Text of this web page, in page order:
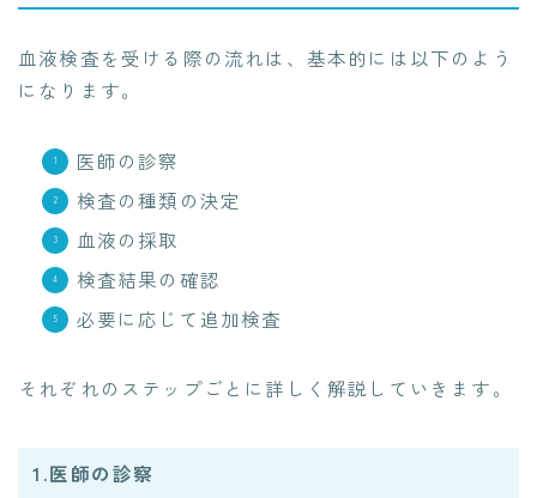
血液検査を受ける際の流れは、基本的には以下のよう
になります。
医師の診察
検査の種類の決定
血液の採取
検査結果の確認
必要に応じて追加検査
それぞれのステップごとに詳しく解説していきます。
1.医師の診察